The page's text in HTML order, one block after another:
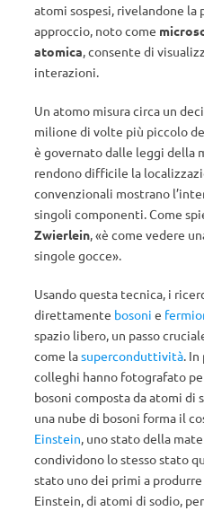
atomi sospesi, rivelandone la
approccio, noto come
atomica, consente di
interazioni.
Un atomo misura circa un
milione di volte più piccolo
è governato dalle leggi della
rendono difficile la
convenzionali mostrano
singoli componenti. Come
Zwierlein, «è come vedere
singole gocce».
Usando questa tecnica, i
direttamente bosoni e
spazio libero, un passo
come lasuperconduttività.
colleghi hanno fotografato
bosoni composta da atomi di
una nube di bosoni forma il
Einstein, uno stato della
condividono lo stesso stato
stato uno dei primi a
Einstein, di atomi di sodio,